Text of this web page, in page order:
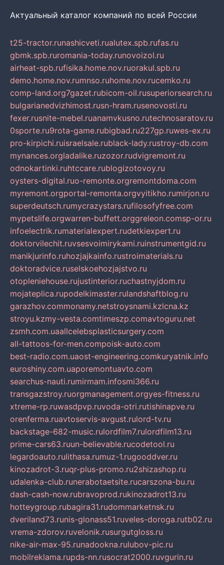
Актуальный каталог компаний по всей России
t25-tractor.runashicveti.rualutex.spb.rufas.ru
gbmk.spb.ruromania-today.runovoizol.ru
airheat-spb.rufisika.home.nov.ruorakul.spb.ru
demo.home.nov.rumnso.ruhome.nov.rucemko.ru
comp-land.org7gazet.rubicom-oil.rusuperiorsearch.ru
bulgarianedvizhimost.rusn-hram.rusenovosti.ru
fexer.rusnite-mebel.ruanamvkusno.rutechnosaratov.ru
0sporte.ru9rota-game.rubigbad.ru227gp.ruwes-ex.ru
pro-kirpichi.ruisraelsale.rublack-lady.rustroy-db.com
mynances.orgladalike.ruzozor.rudvigremont.ru
odnokartinki.ruhtccare.rublogizotovoy.ru
oysters-digital.ruo-remonte.orgremontdoma.com
myremont.orgportal-remonta.orgvyitikho.rumirjon.ru
superdeutsch.rumycrazystars.rufilosofyfree.com
mypetslife.orgwarren-buffett.orggreleon.comsp-or.ru
infoelectrik.rumaterialexpert.rudetkiexpert.ru
doktorvilechit.ruvsesvoimirykami.ruinstrumentgid.ru
manikjurinfo.ruhozjajkainfo.rustroimaterials.ru
doktoradvice.ruselskoehozjajstvo.ru
otopleniehouse.rujustinterior.ruchastnyjdom.ru
mojateplica.rupodelkimaster.rulandshaftblog.ru
garazhov.commonamy.netstroysnami.kzlcna.kz
stroyu.kzmy-vesta.comtimeszp.comavtoguru.net
zsmh.com.uaallcelebsplasticsurgery.com
all-tattoos-for-men.compoisk-auto.com
best-radio.com.uaost-engineering.comkuryatnik.info
euroshiny.com.uaporemontuavto.com
searchus-nauti.rumirmam.infosmi366.ru
transgazstroy.ruorgmanagement.orgyes-fitness.ru
xtreme-rp.ruwasdpvp.ruvoda-otri.rutishinapve.ru
orenferma.ruavtoservis-avgust.rulord-tv.ru
backstage-682-music.rulordfilm7.rulordfilm13.ru
prime-cars63.ruun-believable.rucodetool.ru
legardoauto.rulithasa.rumuz-1.rugooddver.ru
kinozadrot-3.ruqr-plus-promo.ru2shizashop.ru
udalenka-club.runerabotaetsite.rucarszona-bu.ru
dash-cash-now.rubravoprod.rukinozadrot13.ru
hotteygroup.rubagira31.rudommarketnsk.ru
dveriland73.runis-glonass51.ruveles-doroga.rutb02.ru
vrema-zdorov.ruvelonik.rusurgutgloss.ru
nike-air-max-95.runadookna.rulubov-pic.ru
mobilreklama.rupds-nn.rusocrat2000.ruvgurin.ru